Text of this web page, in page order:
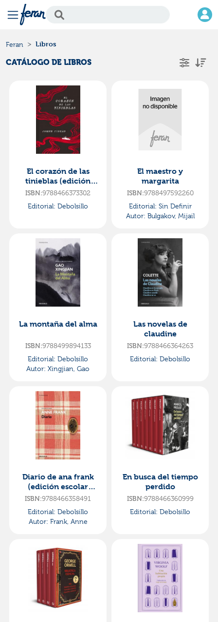
Feran Libros
CATÁLOGO DE LIBROS
El corazón de las
tinieblas (edición
aniversario) (fg)
ISBN:9788466373302
Editorial: Debolsillo
El maestro y
margarita
ISBN:9788497592260
Editorial: Sin Definir
Autor: Bulgakov, Mijail
La montaña del alma
ISBN:9788499894133
Editorial: Debolsillo
Autor: Xingjian, Gao
Las novelas de
claudine
ISBN:9788466364263
Editorial: Debolsillo
Diario de ana frank
(edición escolar
actualizada)
ISBN:9788466358491
Editorial: Debolsillo
Autor: Frank, Anne
En busca del tiempo
perdido
ISBN:9788466360999
Editorial: Debolsillo